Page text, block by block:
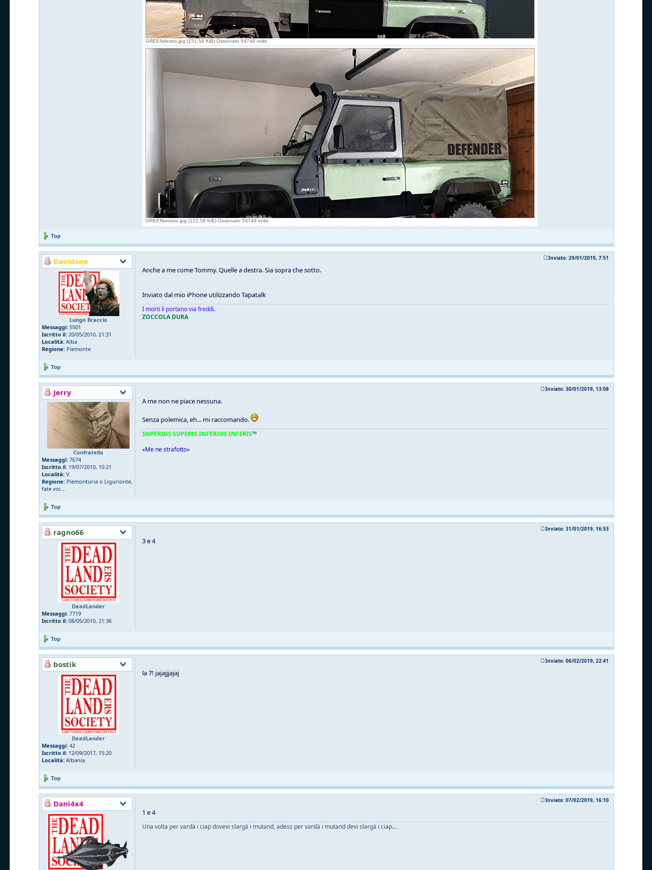
GREENdestro.jpg (151.56 KiB) Osservato 54748 volte
GREENsinistro.jpg (122.58 KiB) Osservato 54748 volte
Top
Davidone
Lungo Braccio
Messaggi: 5501
Iscritto il: 20/05/2010, 21:31
Località: Alba
Regione: Piemonte
Inviato: 29/01/2019, 7:51
Anche a me come Tommy. Quelle a destra. Sia sopra che sotto.
Inviato dal mio iPhone utilizzando Tapatalk
I morti li portano via freddi.
ZOCCOLA DURA
Top
Jerry
Confratello
Messaggi: 7674
Iscritto il: 19/07/2010, 10:21
Località: V.
Regione: Piemonturia o Ligurionte,
fate voi...
Inviato: 30/01/2019, 13:08
A me non ne piace nessuna.
Senza polemica, eh... mi raccomando.
SUPERIUS SUPERIS INFERIUS INFERIS™
«Me ne strafotto»
Top
ragno66
DeadLander
Messaggi: 7719
Iscritto il: 08/05/2010, 21:36
Inviato: 31/01/2019, 16:53
3 e 4
Top
bostik
DeadLander
Messaggi: 42
Iscritto il: 12/09/2017, 15:20
Località: Albania
Inviato: 06/02/2019, 22:41
la 7! jajajjjajaj
Top
Dani4x4 Inviato: 07/02/2019, 16:10
1 e 4
Una volta per vardà i ciap dovevi slargà i mutand, adess per vardà i mutand devi slargà i ciap...